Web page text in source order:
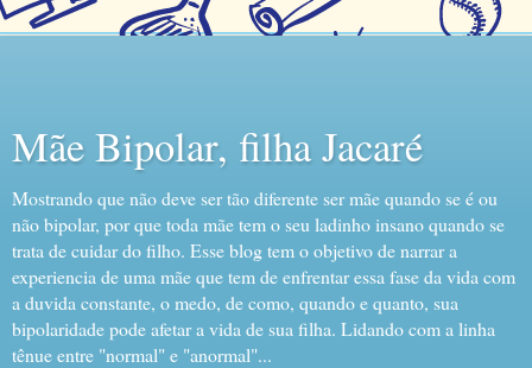
Mãe Bipolar, filha Jacaré
Mostrando que não deve ser tão diferente ser mãe quando se é ou
não bipolar, por que toda mãe tem o seu ladinho insano quando se
trata de cuidar do filho. Esse blog tem o objetivo de narrar a
experiencia de uma mãe que tem de enfrentar essa fase da vida com
a duvida constante, o medo, de como, quando e quanto, sua
bipolaridade pode afetar a vida de sua filha. Lidando com a linha
tênue entre "normal" e "anormal"...